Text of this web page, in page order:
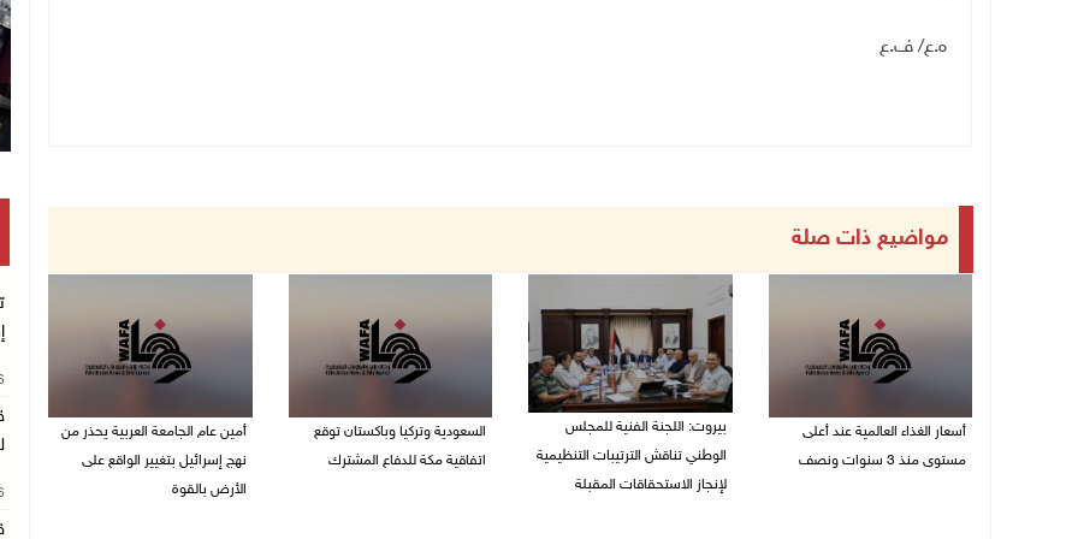
ه.ع/ ف.ع
مواضيع ذات صلة
أسعار الغذاء العالمية عند أعلى
مستوى منذ 3 سنوات ونصف
بيروت: اللجنة الفنية للمجلس
الوطني تناقش الترتيبات التنظيمية
لإنجاز الاستحقاقات المقبلة
السعودية وتركيا وباكستان توقع
اتفاقية مكة للدفاع المشترك
أمين عام الجامعة العربية يحذر من
نهج إسرائيل بتغيير الواقع على
الأرض بالقوة